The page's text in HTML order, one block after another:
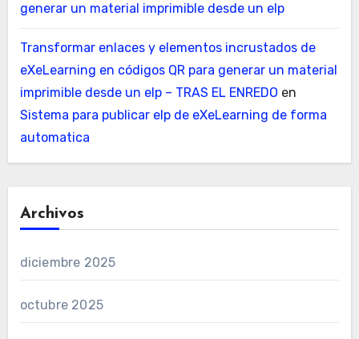
generar un material imprimible desde un elp
Transformar enlaces y elementos incrustados de
eXeLearning en códigos QR para generar un material
imprimible desde un elp – TRAS EL ENREDO en
Sistema para publicar elp de eXeLearning de forma
automatica
Archivos
diciembre 2025
octubre 2025